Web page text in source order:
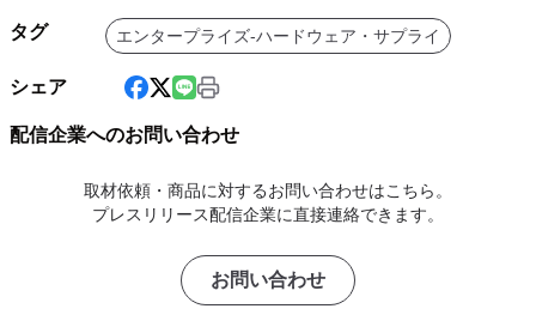
タグ エンタープライズ-ハードウェア・サプライ
シェア
配信企業へのお問い合わせ
取材依頼・商品に対するお問い合わせはこちら。
プレスリリース配信企業に直接連絡できます。
お問い合わせ